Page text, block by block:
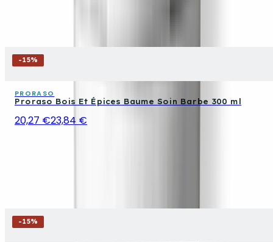
-15%
PRORASO
Proraso Bois Et Épices Baume Soin Barbe 300 ml
20,27 €23,84 €
-15%